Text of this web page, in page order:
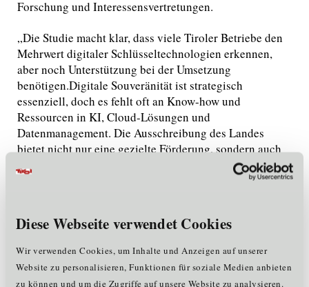
Diese Webseite verwendet Cookies
Wir verwenden Cookies, um Inhalte und Anzeigen auf unserer
Website zu personalisieren, Funktionen für soziale Medien anbieten
zu können und um die Zugriffe auf unsere Website zu analysieren.
Forschung und Interessensvertretungen.
„Die Studie macht klar, dass viele Tiroler Betriebe den
Mehrwert digitaler Schlüsseltechnologien erkennen,
aber noch Unterstützung bei der Umsetzung
benötigen.Digitale Souveränität ist strategisch
essenziell, doch es fehlt oft an Know-how und
Ressourcen in KI, Cloud-Lösungen und
Datenmanagement. Die Ausschreibung des Landes
bietet nicht nur eine gezielte Förderung, sondern auch
Vernetzung und Weiterbildungsmöglichkeiten – ein
Begleitung und Sichtbarkeit für geförderte Projekte
Gefördert werden Einzel- und Kooperationsprojekte